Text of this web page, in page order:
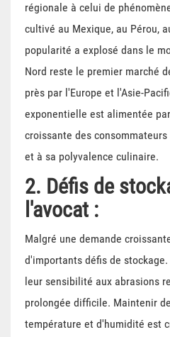
régionale à celui de
cultivé au Mexique, au Pérou,
popularité a explosé dans le
Nord reste le premier marché
près par l'Europe et l'Asie-
exponentielle est alimentée
croissante des
et à sa polyvalence culinaire.
2. Défis de
l'avocat :
Malgré une demande
d'importants défis de
leur sensibilité aux abrasions
prolongée difficile. Maintenir
température et d'humidité est